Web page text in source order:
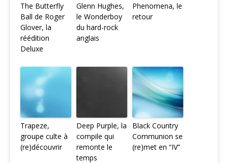
The Butterfly
Ball de Roger
Glover, la
réédition
Deluxe
Glenn Hughes,
le Wonderboy
du hard-rock
anglais
Phenomena, le
retour
Trapeze,
groupe culte à
(re)découvrir
Deep Purple, la
compile qui
remonte le
temps
Black Country
Communion se
(re)met en “IV”